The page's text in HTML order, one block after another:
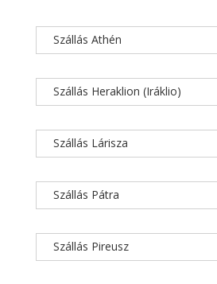
Szállás Athén
Szállás Heraklion (Iráklio)
Szállás Lárisza
Szállás Pátra
Szállás Pireusz